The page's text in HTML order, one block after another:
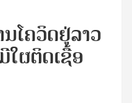
ໂຄວິດຢູ່ລາວ
ໃຜຕິດເຊື້ອ